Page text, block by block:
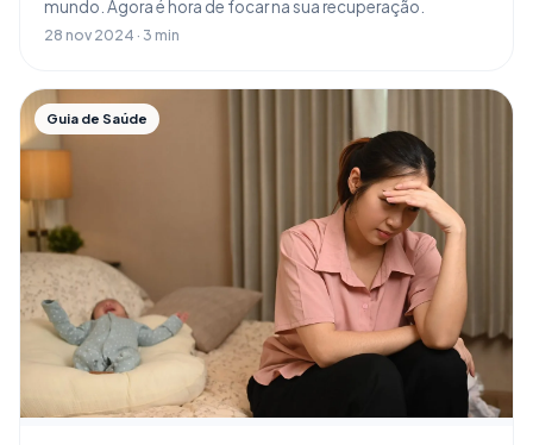
mundo. Agora é hora de focar na sua recuperação.
28 nov 2024 · 3 min
Guia de Saúde